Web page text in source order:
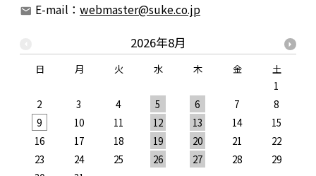
E-mail： webmaster@suke.co.jp
2026年8月
日 月 火 水 木 金
土
1
2
3 4 5 6 7
8
9
10 11 12 13 14
15
16
17 18 19 20 21
22
23
24 25 26 27 28
29